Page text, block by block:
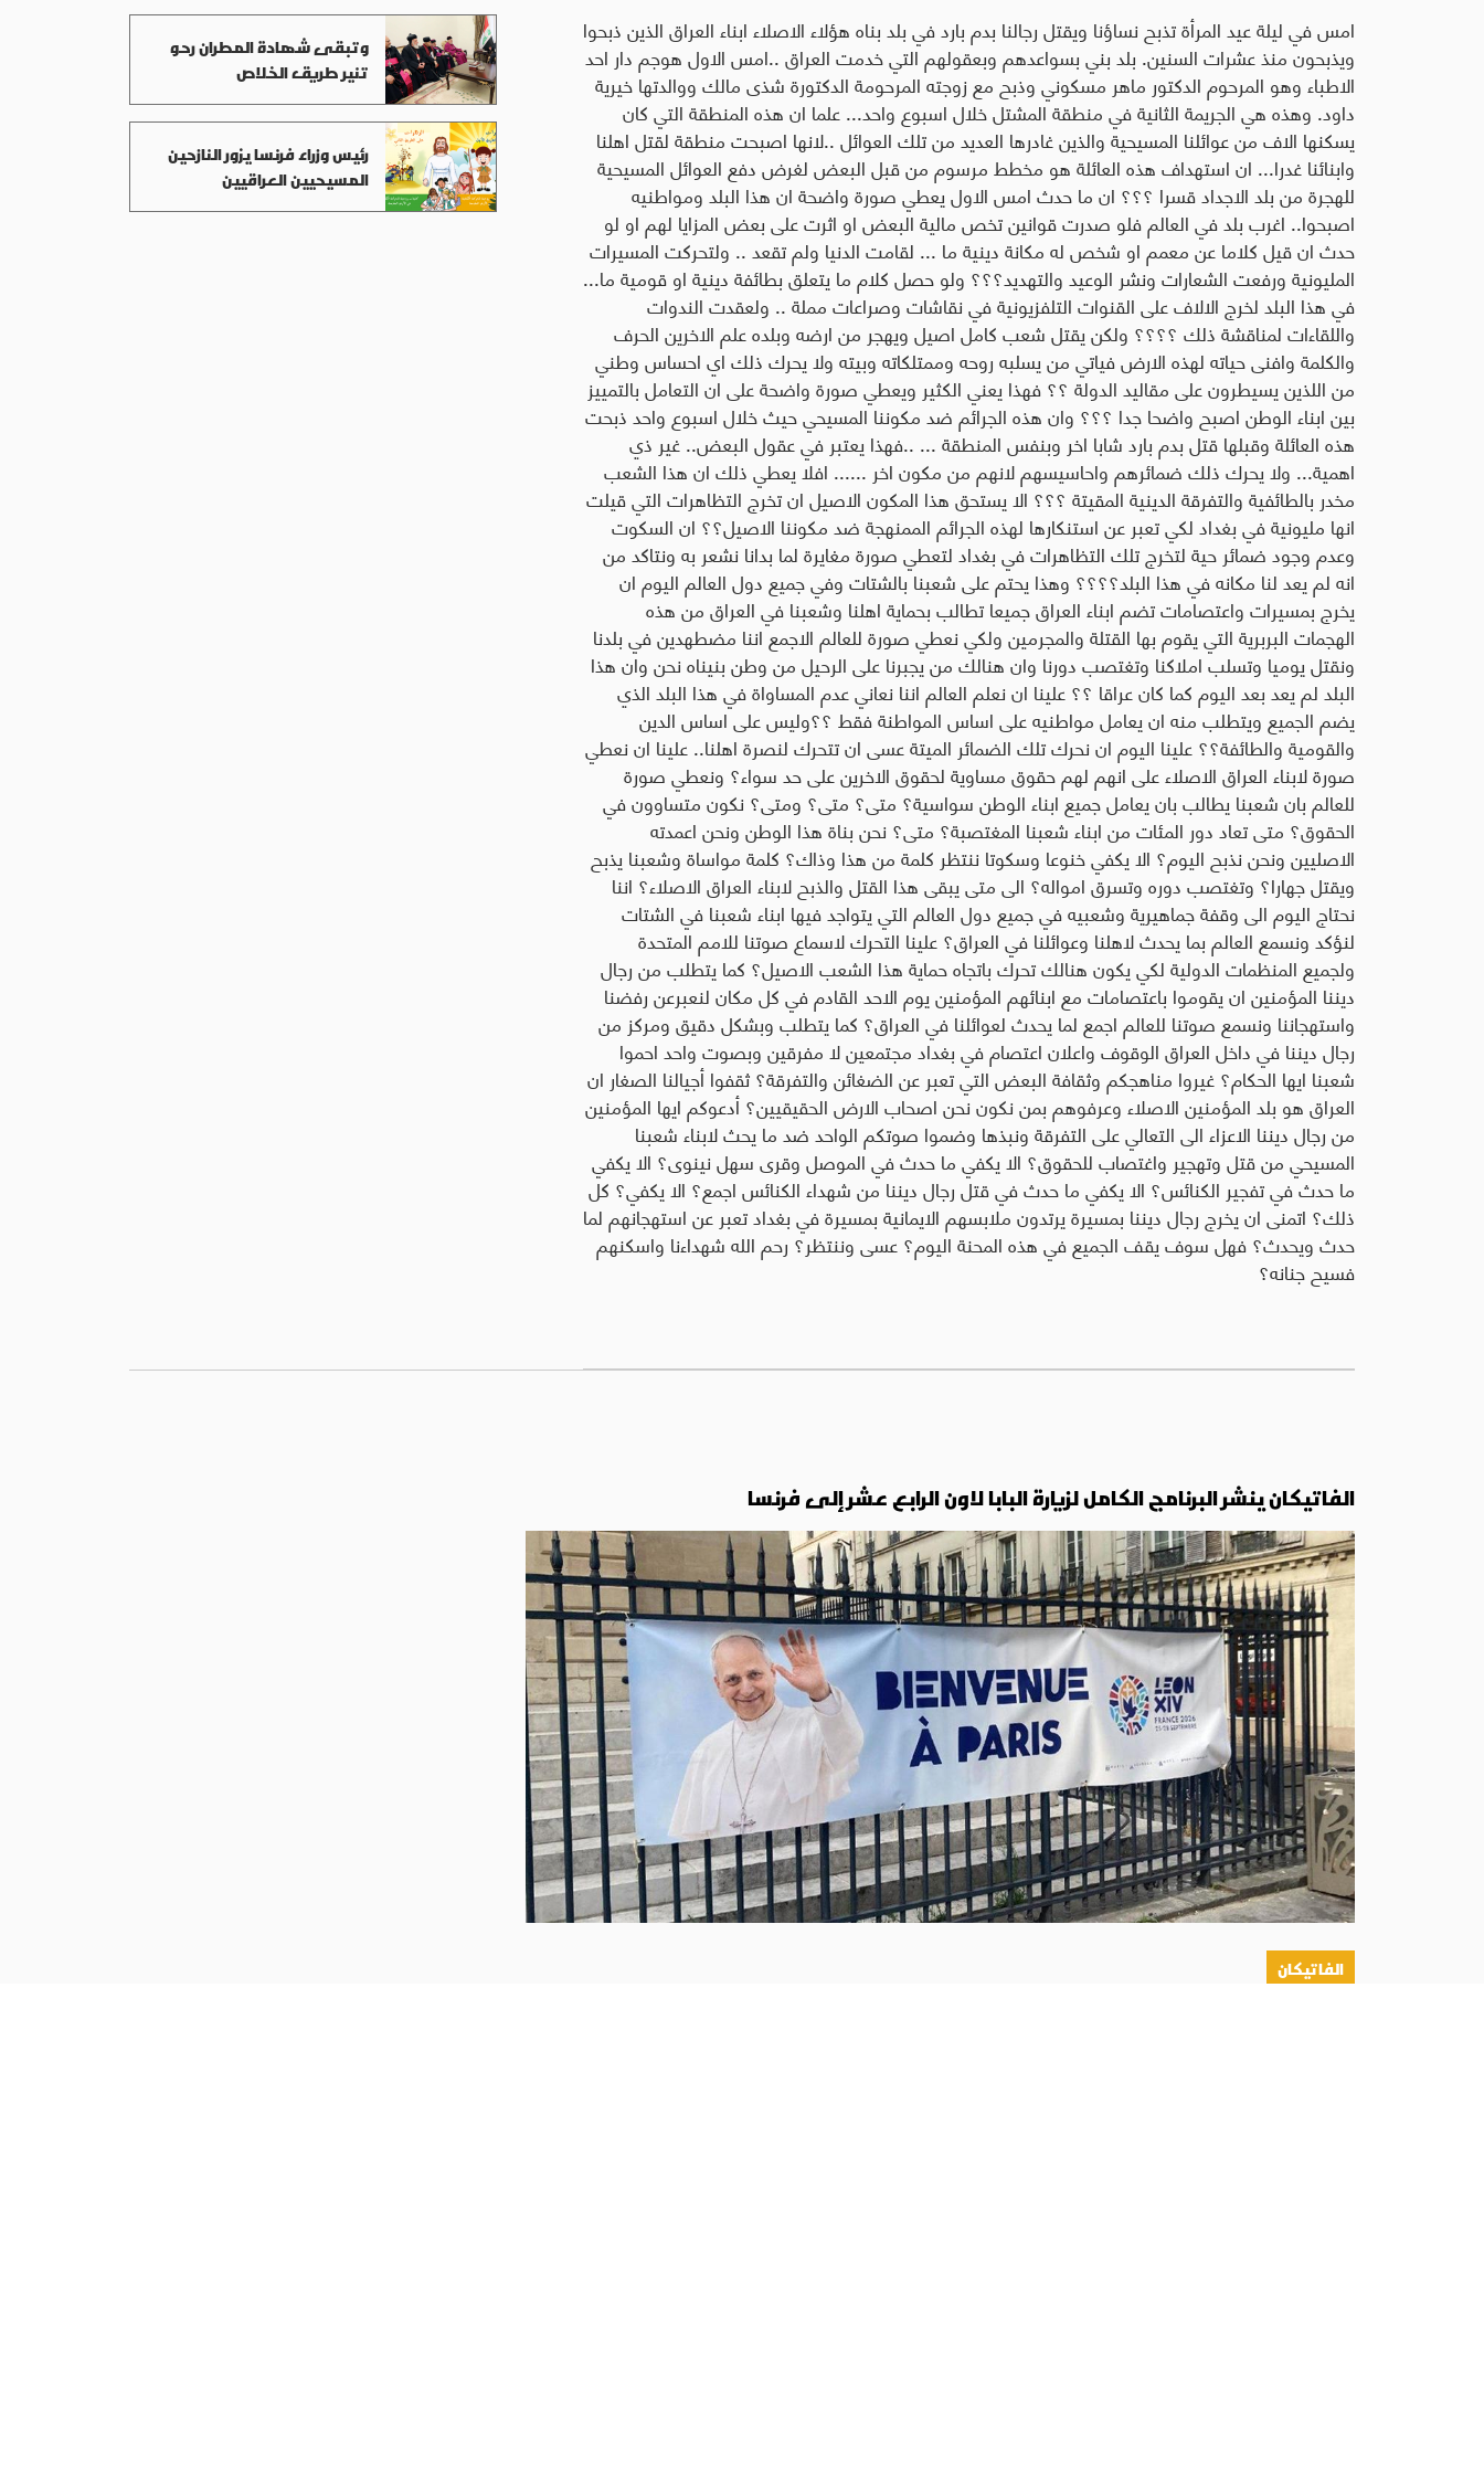
امس في ليلة عيد المرأة تذبح نساؤنا ويقتل رجالنا بدم بارد في بلد بناه هؤلاء الاصلاء ابناء العراق الذين ذبحوا
ويذبحون منذ عشرات السنين. بلد بني بسواعدهم وبعقولهم التي خدمت العراق ..امس الاول هوجم دار احد
الاطباء وهو المرحوم الدكتور ماهر مسكوني وذبح مع زوجته المرحومة الدكتورة شذى مالك ووالدتها خيرية
داود. وهذه هي الجريمة الثانية في منطقة المشتل خلال اسبوع واحد... علما ان هذه المنطقة التي كان
يسكنها الاف من عوائلنا المسيحية والذين غادرها العديد من تلك العوائل ..لانها اصبحت منطقة لقتل اهلنا
وابنائنا غدرا... ان استهداف هذه العائلة هو مخطط مرسوم من قبل البعض لغرض دفع العوائل المسيحية
للهجرة من بلد الاجداد قسرا ؟؟؟ ان ما حدث امس الاول يعطي صورة واضحة ان هذا البلد ومواطنيه
اصبحوا.. اغرب بلد في العالم فلو صدرت قوانين تخص مالية البعض او اثرت على بعض المزايا لهم او لو
حدث ان قيل كلاما عن معمم او شخص له مكانة دينية ما ... لقامت الدنيا ولم تقعد .. ولتحركت المسيرات
المليونية ورفعت الشعارات ونشر الوعيد والتهديد؟؟؟ ولو حصل كلام ما يتعلق بطائفة دينية او قومية ما...
في هذا البلد لخرج الالاف على القنوات التلفزيونية في نقاشات وصراعات مملة .. ولعقدت الندوات
واللقاءات لمناقشة ذلك ؟؟؟؟ ولكن يقتل شعب كامل اصيل ويهجر من ارضه وبلده علم الاخرين الحرف
والكلمة وافنى حياته لهذه الارض فياتي من يسلبه روحه وممتلكاته وبيته ولا يحرك ذلك اي احساس وطني
من اللذين يسيطرون على مقاليد الدولة ؟؟ فهذا يعني الكثير ويعطي صورة واضحة على ان التعامل بالتمييز
بين ابناء الوطن اصبح واضحا جدا ؟؟؟ وان هذه الجرائم ضد مكوننا المسيحي حيث خلال اسبوع واحد ذبحت
هذه العائلة وقبلها قتل بدم بارد شابا اخر وبنفس المنطقة ... ..فهذا يعتبر في عقول البعض.. غير ذي
اهمية... ولا يحرك ذلك ضمائرهم واحاسيسهم لانهم من مكون اخر ...... افلا يعطي ذلك ان هذا الشعب
مخدر بالطائفية والتفرقة الدينية المقيتة ؟؟؟ الا يستحق هذا المكون الاصيل ان تخرج التظاهرات التي قيلت
انها مليونية في بغداد لكي تعبر عن استنكارها لهذه الجرائم الممنهجة ضد مكوننا الاصيل؟؟ ان السكوت
وعدم وجود ضمائر حية لتخرج تلك التظاهرات في بغداد لتعطي صورة مغايرة لما بدانا نشعر به ونتاكد من
انه لم يعد لنا مكانه في هذا البلد؟؟؟؟ وهذا يحتم على شعبنا بالشتات وفي جميع دول العالم اليوم ان
يخرج بمسيرات واعتصامات تضم ابناء العراق جميعا تطالب بحماية اهلنا وشعبنا في العراق من هذه
الهجمات البربرية التي يقوم بها القتلة والمجرمين ولكي نعطي صورة للعالم الاجمع اننا مضطهدين في بلدنا
ونقتل يوميا وتسلب املاكنا وتغتصب دورنا وان هنالك من يجبرنا على الرحيل من وطن بنيناه نحن وان هذا
البلد لم يعد بعد اليوم كما كان عراقا ؟؟ علينا ان نعلم العالم اننا نعاني عدم المساواة في هذا البلد الذي
يضم الجميع ويتطلب منه ان يعامل مواطنيه على اساس المواطنة فقط ؟؟وليس على اساس الدين
والقومية والطائفة؟؟ علينا اليوم ان نحرك تلك الضمائر الميتة عسى ان تتحرك لنصرة اهلنا.. علينا ان نعطي
صورة لابناء العراق الاصلاء على انهم لهم حقوق مساوية لحقوق الاخرين على حد سواء؟ ونعطي صورة
للعالم بان شعبنا يطالب بان يعامل جميع ابناء الوطن سواسية؟ متى؟ متى؟ ومتى؟ نكون متساوون في
الحقوق؟ متى تعاد دور المئات من ابناء شعبنا المغتصبة؟ متى؟ نحن بناة هذا الوطن ونحن اعمدته
الاصليين ونحن نذبح اليوم؟ الا يكفي خنوعا وسكوتا ننتظر كلمة من هذا وذاك؟ كلمة مواساة وشعبنا يذبح
ويقتل جهارا؟ وتغتصب دوره وتسرق امواله؟ الى متى يبقى هذا القتل والذبح لابناء العراق الاصلاء؟ اننا
نحتاج اليوم الى وقفة جماهيرية وشعبيه في جميع دول العالم التي يتواجد فيها ابناء شعبنا في الشتات
لنؤكد ونسمع العالم بما يحدث لاهلنا وعوائلنا في العراق؟ علينا التحرك لاسماع صوتنا للامم المتحدة
ولجميع المنظمات الدولية لكي يكون هنالك تحرك باتجاه حماية هذا الشعب الاصيل؟ كما يتطلب من رجال
ديننا المؤمنين ان يقوموا باعتصامات مع ابنائهم المؤمنين يوم الاحد القادم في كل مكان لنعبرعن رفضنا
واستهجاننا ونسمع صوتنا للعالم اجمع لما يحدث لعوائلنا في العراق؟ كما يتطلب وبشكل دقيق ومركز من
رجال ديننا في داخل العراق الوقوف واعلان اعتصام في بغداد مجتمعين لا مفرقين وبصوت واحد احموا
شعبنا ايها الحكام؟ غيروا مناهجكم وثقافة البعض التي تعبر عن الضغائن والتفرقة؟ ثقفوا أجيالنا الصغار ان
العراق هو بلد المؤمنين الاصلاء وعرفوهم بمن نكون نحن اصحاب الارض الحقيقيين؟ أدعوكم ايها المؤمنين
من رجال ديننا الاعزاء الى التعالي على التفرقة ونبذها وضموا صوتكم الواحد ضد ما يحث لابناء شعبنا
المسيحي من قتل وتهجير واغتصاب للحقوق؟ الا يكفي ما حدث في الموصل وقرى سهل نينوى؟ الا يكفي
ما حدث في تفجير الكنائس؟ الا يكفي ما حدث في قتل رجال ديننا من شهداء الكنائس اجمع؟ الا يكفي؟ كل
ذلك؟ اتمنى ان يخرج رجال ديننا بمسيرة يرتدون ملابسهم الايمانية بمسيرة في بغداد تعبر عن استهجانهم لما
حدث ويحدث؟ فهل سوف يقف الجميع في هذه المحنة اليوم؟ عسى وننتظر؟ رحم الله شهداءنا واسكنهم
فسيح جنانه؟
وتبقى شهادة المطران رحو
تنير طريق الخلاص
رئيس وزراء فرنسا يزور النازحين
المسيحيين العراقيين
الفاتيكان ينشر البرنامج الكامل لزيارة البابا لاون الرابع عشر إلى فرنسا
الفاتيكان